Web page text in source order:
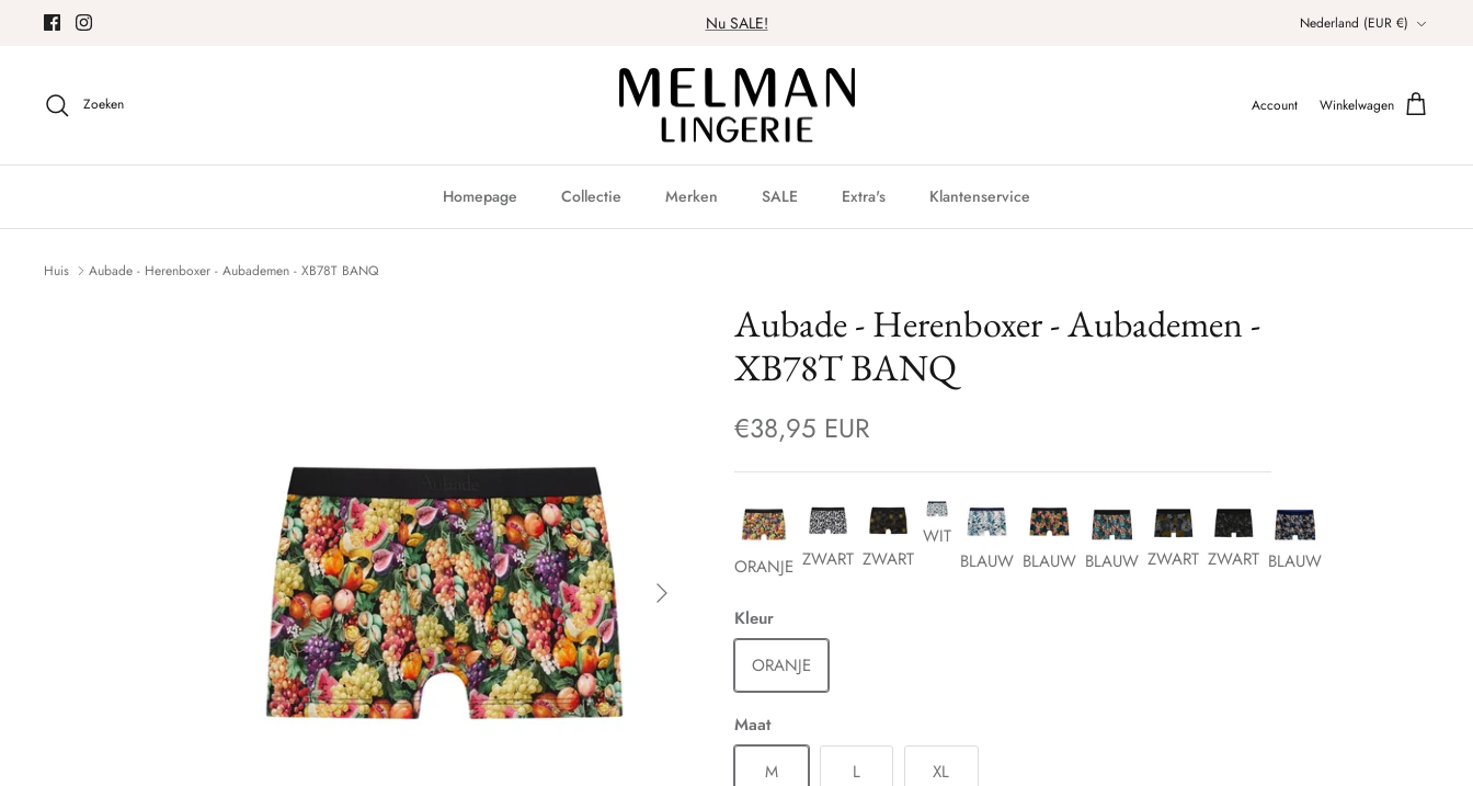
Meteen
content
Nu SALE! Valuta
Nederland (EUR €)
Zoeken Account Winkelwagen
Homepage Collectie Merken SALE Extra's Klantenservice
Huis Aubade - Herenboxer - Aubademen - XB78T BANQ
Aubade - Herenboxer - Aubademen -
XB78T BANQ
€38,95 EUR
ORANJE ZWART ZWART
WIT
BLAUW BLAUW BLAUW ZWART ZWART BLAUW
Kleur
ORANJE
Maat
M
L XL